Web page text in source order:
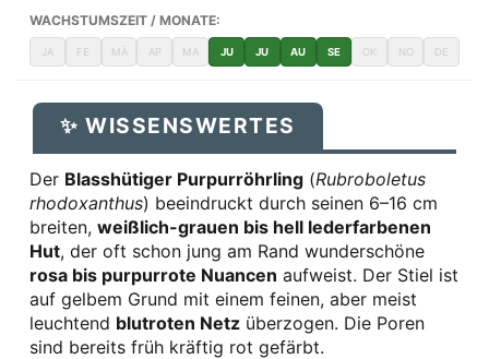
WACHSTUMSZEIT / MONATE:
JA FE MÄ AP MA JU JU AU SE OK NO DE
✨ WISSENSWERTES
Der Blasshütiger Purpurröhrling (Rubroboletus
rhodoxanthus) beeindruckt durch seinen 6–16 cm
breiten, weißlich-grauen bis hell lederfarbenen
Hut, der oft schon jung am Rand wunderschöne
rosa bis purpurrote Nuancen aufweist. Der Stiel ist
auf gelbem Grund mit einem feinen, aber meist
leuchtend blutroten Netz überzogen. Die Poren
sind bereits früh kräftig rot gefärbt.